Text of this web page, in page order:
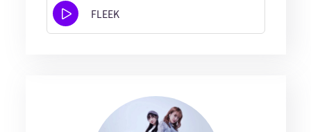
FLEEK